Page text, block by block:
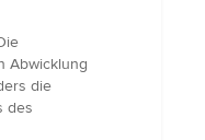
Abwicklung
die
des